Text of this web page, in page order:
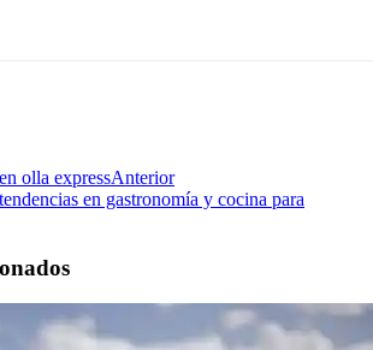
olla expressAnterior
en gastronomía y cocina para